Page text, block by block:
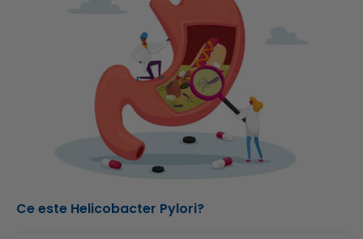
Ce este Helicobacter Pylori?